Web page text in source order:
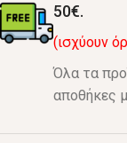
50€.
(ισχύουν
Όλα τα
αποθήκες